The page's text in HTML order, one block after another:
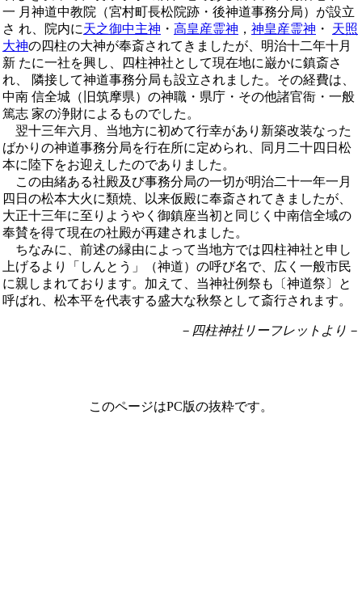
一 月神道中教院（宮村町長松院跡・後神道事務分局）が設立
さ れ、院内に天之御中主神 ・ 高皇産霊神 ， 神皇産霊神 ・ 天照
大神の四柱の大神が奉斎されてきましたが、明治十二年十月
新 たに一社を興し、四柱神社として現在地に巌かに鎮斎さ
れ、 隣接して神道事務分局も設立されました。その経費は、
中南 信全城（旧筑摩県）の神職・県庁・その他諸官衙・一般
篤志 家の浄財によるものでした。
翌十三年六月、当地方に初めて行幸があり新築改装なった
ばかりの神道事務分局を行在所に定められ、同月二十四日松
本に陸下をお迎えしたのでありました。
この由緒ある社殿及び事務分局の一切が明治二十一年一月
四日の松本大火に類焼、以来仮殿に奉斎されてきましたが、
大正十三年に至りようやく御鎮座当初と同じく中南信全域の
奉賛を得て現在の社殿が再建されました。
ちなみに、前述の縁由によって当地方では四柱神社と申し
上げるより「しんとう」（神道）の呼び名で、広く一般市民
に親しまれております。加えて、当神社例祭も〔神道祭〕と
呼ばれ、松本平を代表する盛大な秋祭として斎行されます。
－四柱神社リーフレットより－
このページはPC版の抜粋です。